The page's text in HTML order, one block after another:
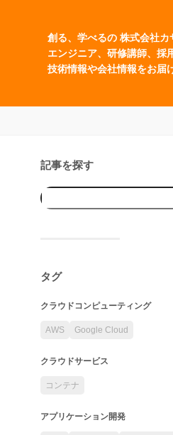
創る、学べるの 株式会社カ
エンジニア、研修講師、採
技術情報や会社情報をお届
記事を探す
タグ
クラウドコンピューティング
AWS Google Cloud
クラウドサービス
コンテナ
アプリケーション開発